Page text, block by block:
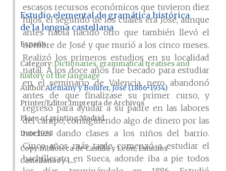
escasos recursos económicos que tuvieron diez
hijos, el segundo de los cuales era José, aunque
antes había nacido otro que también llevó el
nombre de José y que murió a los cinco meses.
Realizó los primeros estudios en su localidad
natal. A los doce años fue becado para estudiar
en el seminario de Valencia, pero abandonó
antes de que finalizase su primer curso, y
regresó para ayudar a su padre en las labores
del campo, consiguiendo algo de dinero por las
noches dando clases a los niños del barrio.
Cinco años más tarde comenzó a estudiar el
bachillerato en Sueca, adonde iba a pie todos
Estudio elemental de gramática histórica
de la lengua castellana
España
Category:Dictionaries, grammatical treatises and
history of the language
AuthorAlemany y Bolufer, José (1866-1934)
Printer/Editor Imprenta de Archivos
Place of printingMadrid
Date1928
CopyBiblioteca de Castilla y León, Estudios
Castellanos y L...